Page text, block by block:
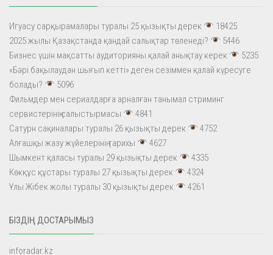
Игуасу сарқырамалары туралы 25 қызықты дерек
18425
2025 жылы Қазақстанда қандай салықтар төленеді?
5446
Бизнес үшін мақсатты аудиторияны қалай анықтау керек
5235
«Бәрі бақылаудан шығып кетті» деген сезіммен қалай күресуге
болады?
5096
Фильмдер мен сериалдарға арналған танымал стриминг
сервистерінің салыстырмасы
4841
Сатурн сақиналары туралы 26 қызықты дерек
4752
Алғашқы жазу жүйелерінің тарихы
4627
Шымкент қаласы туралы 29 қызықты дерек
4335
Көкқұс құстары туралы 27 қызықты дерек
4324
Ұлы Жібек жолы туралы 30 қызықты дерек
4261
БІЗДІҢ ДОСТАРЫМЫЗ
inforadar.kz